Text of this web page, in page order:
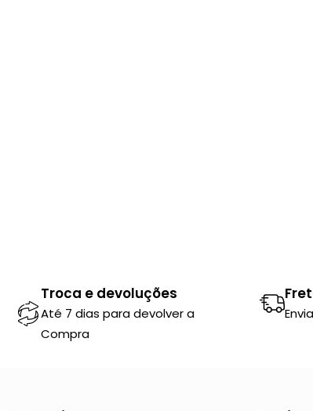
Troca e devoluções
Até 7 dias para devolver a
Compra